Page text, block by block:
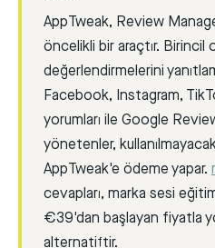
AppTweak, Review
öncelikli bir araçtır. Birincil
değerlendirmelerini
Facebook, Instagram,
yorumları ile Google
yönetenler,
AppTweak'e ödeme yapar.
cevapları, marka sesi
€39'dan başlayan fiyatla
alternatiftir.